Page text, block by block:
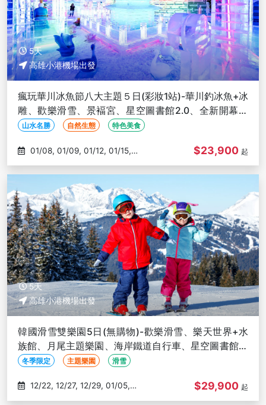
5天
高雄小港機場出發
瘋玩華川冰魚節八大主題５日(彩妝1站)-華川釣冰魚+冰
雕、歡樂滑雪、景褔宮、星空圖書館2.0、全新開幕汗
蒸幕-高雄出發
山水名勝 自然生態 特色美食
01/16
$23,900 起
5天
高雄小港機場出發
韓國滑雪雙樂園5日(無購物)-歡樂滑雪、樂天世界+水
族館、月尾主題樂園、海岸鐵道自行車、星空圖書館、
恩平韓屋村-高雄出發
冬季限定 主題樂園 滑雪
01/09
$29,900 起